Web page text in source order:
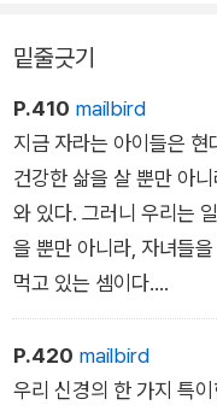
마나 알고 있는가? 이 점
경이로운 존재이다.
밑줄긋기
P.410 mailbird
지금 자라는 아이들은
건강한 삶을 살 뿐만 아
와 있다. 그러니 우리는
을 뿐만 아니라, 자녀들
먹고 있는 셈이다.
_ 잉태와 출산 중
P.420 mailbird
우리 신경의 한 가지 특